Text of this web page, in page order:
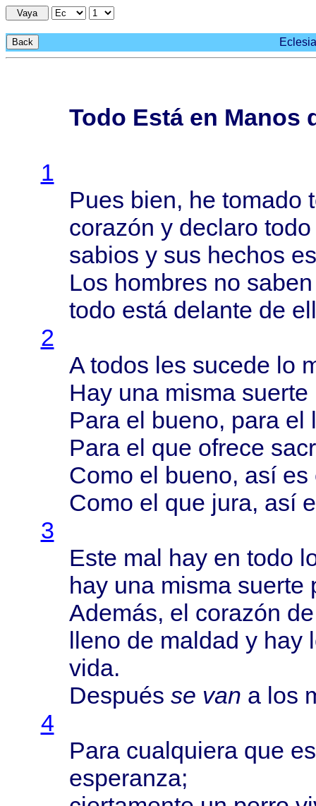
Vaya
Back
Todo Está en Manos
1
Pues bien, he tomado
corazón y declaro todo
sabios y sus hechos
Los hombres no saben
todo está delante de
2
A todos les sucede lo
Hay una misma suerte
Parael bueno, parael
Parael que ofrece
Como el bueno, asíes
Como el que jura, así
3
Este mal hay en todo
hay una misma suerte
Además, el corazón
lleno de maldad y hay
vida.
Después se van a los
4
Para cualquieraque
esperanza;